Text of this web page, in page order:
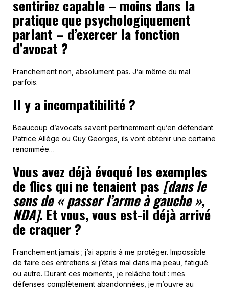
sentiriez capable – moins dans la
pratique que psychologiquement
parlant – d’exercer la fonction
d’avocat ?
Franchement non, absolument pas. J’ai même du mal
parfois.
Il y a incompatibilité ?
Beaucoup d’avocats savent pertinemment qu’en défendant
Patrice Allège ou Guy Georges, ils vont obtenir une certaine
renommée…
Vous avez déjà évoqué les exemples
de flics qui ne tenaient pas [dans le
sens de « passer l’arme à gauche »,
NDA]. Et vous, vous est-il déjà arrivé
de craquer ?
Franchement jamais ; j’ai appris à me protéger. Impossible
de faire ces entretiens si j’étais mal dans ma peau, fatigué
ou autre. Durant ces moments, je relâche tout : mes
défenses complètement abandonnées, je m’ouvre au